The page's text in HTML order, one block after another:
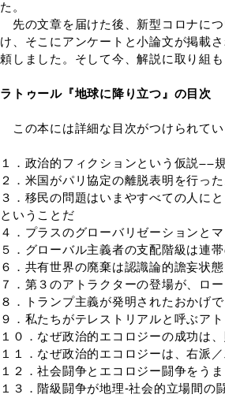
た。
先の文章を届けた後、新型コロナに
け、そこにアンケートと小論文が掲載
頼しました。そして今、解説に取り組
ラトゥール『地球に降り立つ』の目次
この本には詳細な目次がつけられてい
１．政治的フィクションという仮説――
２．米国がパリ協定の離脱表明を行っ
３．移民の問題はいまやすべての人に
ということだ
４．プラスのグローバリゼーションと
５．グローバル主義者の支配階級は連
６．共有世界の廃棄は認識論的譫妄状
７．第３のアトラクターの登場が、ロ
８．トランプ主義が発明されたおかげ
９．私たちがテレストリアルと呼ぶア
１０．なぜ政治的エコロジーの成功は
１１．なぜ政治的エコロジーは、右派
１２．社会闘争とエコロジー闘争をう
１３．階級闘争が地理‐社会的立場間の